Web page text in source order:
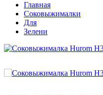
Главная
Соковыжималки
Для
Зелени